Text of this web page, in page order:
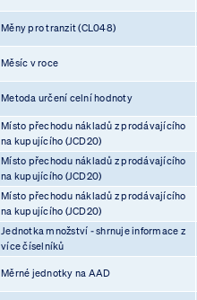
Měny pro tranzit (CL048)
Měsíc v roce
Metoda určení celní hodnoty
Místo přechodu nákladů z prodávajícího
na kupujícího (JCD20)
Místo přechodu nákladů z prodávajícího
na kupujícího (JCD20)
Místo přechodu nákladů z prodávajícího
na kupujícího (JCD20)
Jednotka množství - shrnuje informace z
více číselníků
Měrné jednotky na AAD